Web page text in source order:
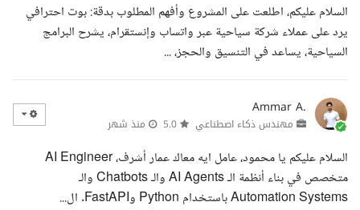
السلام عليكم، اطلعت على المشروع وأفهم المطلوب بدقة: بوت احترافي
يرد على عملاء شركة سياحية عبر واتساب وإنستقرام، يشرح البرامج
السياحية، يساعد في التنسيق والحجز، ...
Ammar A.
مهندس ذكاء اصطناعي منذ شهر
السلام عليكم يا محمود، عامل ايه معاك عمار أشرف، AI Engineer
متخصص في بناء أنظمة الـ AI Agents والـ Chatbots والـ
Automation Systems باستخدام Python وFastAPI. ال...